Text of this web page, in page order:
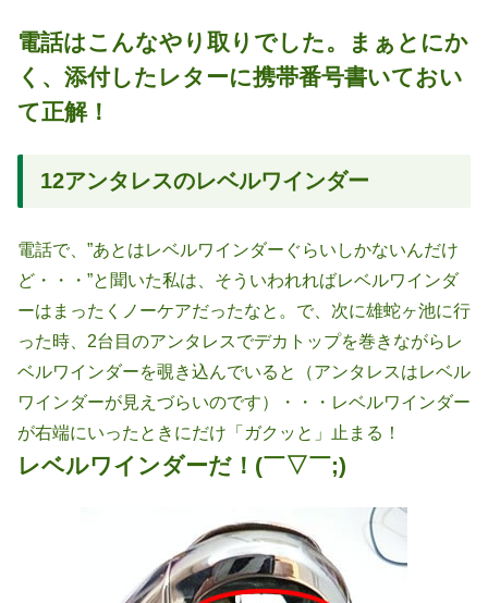
電話はこんなやり取りでした。まぁとにか
く、添付したレターに携帯番号書いておい
て正解！
12アンタレスのレベルワインダー
電話で、”あとはレベルワインダーぐらいしかないんだけ
ど・・・”と聞いた私は、そういわれればレベルワインダ
ーはまったくノーケアだったなと。で、次に雄蛇ヶ池に行
った時、2台目のアンタレスでデカトップを巻きながらレ
ベルワインダーを覗き込んでいると（アンタレスはレベル
ワインダーが見えづらいのです）・・・レベルワインダー
が右端にいったときにだけ「ガクッと」止まる！
レベルワインダーだ！(￣▽￣;)